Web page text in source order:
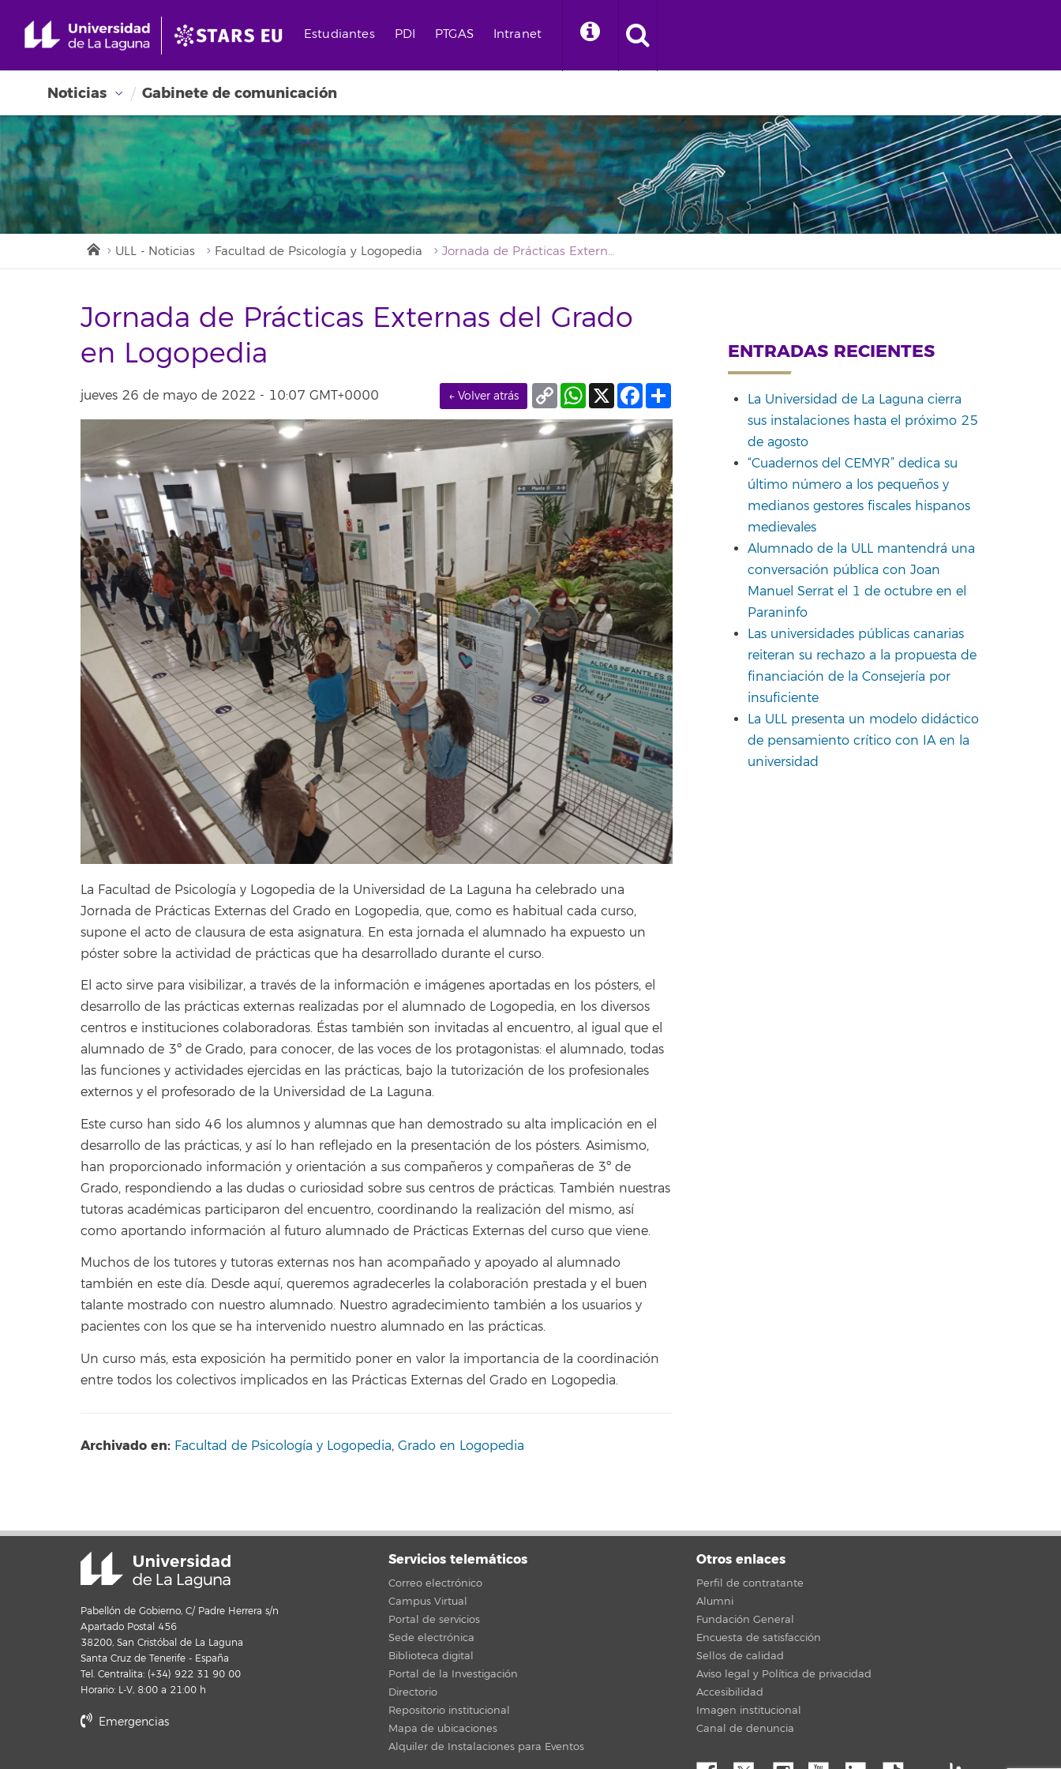
Estudiantes PDI PTGAS Intranet
Noticias Gabinete de comunicación
ULL - Noticias Facultad de Psicología y Logopedia Jornada de Prácticas Externas del Grado en Logopedia
Jornada de Prácticas Externas del Grado
en Logopedia
jueves 26 de mayo de 2022 - 10:07 GMT+0000 ← Volver atrás Facebook
X
WhatsApp
Copy
Link
La Facultad de Psicología y Logopedia de la Universidad de La Laguna ha celebrado una
Jornada de Prácticas Externas del Grado en Logopedia, que, como es habitual cada curso,
supone el acto de clausura de esta asignatura. En esta jornada el alumnado ha expuesto un
póster sobre la actividad de prácticas que ha desarrollado durante el curso.
El acto sirve para visibilizar, a través de la información e imágenes aportadas en los pósters, el
desarrollo de las prácticas externas realizadas por el alumnado de Logopedia, en los diversos
centros e instituciones colaboradoras. Éstas también son invitadas al encuentro, al igual que el
alumnado de 3º de Grado, para conocer, de las voces de los protagonistas: el alumnado, todas
las funciones y actividades ejercidas en las prácticas, bajo la tutorización de los profesionales
externos y el profesorado de la Universidad de La Laguna.
Este curso han sido 46 los alumnos y alumnas que han demostrado su alta implicación en el
desarrollo de las prácticas, y así lo han reflejado en la presentación de los pósters. Asimismo,
han proporcionado información y orientación a sus compañeros y compañeras de 3º de
Grado, respondiendo a las dudas o curiosidad sobre sus centros de prácticas. También nuestras
tutoras académicas participaron del encuentro, coordinando la realización del mismo, así
como aportando información al futuro alumnado de Prácticas Externas del curso que viene.
Muchos de los tutores y tutoras externas nos han acompañado y apoyado al alumnado
también en este día. Desde aquí, queremos agradecerles la colaboración prestada y el buen
talante mostrado con nuestro alumnado. Nuestro agradecimiento también a los usuarios y
pacientes con los que se ha intervenido nuestro alumnado en las prácticas.
Un curso más, esta exposición ha permitido poner en valor la importancia de la coordinación
entre todos los colectivos implicados en las Prácticas Externas del Grado en Logopedia.
Archivado en: Facultad de Psicología y Logopedia, Grado en Logopedia
ENTRADAS RECIENTES
La Universidad de La Laguna cierra
sus instalaciones hasta el próximo 25
de agosto
“Cuadernos del CEMYR” dedica su
último número a los pequeños y
medianos gestores fiscales hispanos
medievales
Alumnado de la ULL mantendrá una
conversación pública con Joan
Manuel Serrat el 1 de octubre en el
Paraninfo
Las universidades públicas canarias
reiteran su rechazo a la propuesta de
financiación de la Consejería por
insuficiente
La ULL presenta un modelo didáctico
de pensamiento crítico con IA en la
universidad
Pabellón de Gobierno, C/ Padre Herrera s/n
Apartado Postal 456
38200, San Cristóbal de La Laguna
Santa Cruz de Tenerife - España
Tel. Centralita: (+34) 922 31 90 00
Horario: L-V, 8:00 a 21:00 h
Emergencias
Servicios telemáticos
Correo electrónico
Campus Virtual
Portal de servicios
Sede electrónica
Biblioteca digital
Portal de la Investigación
Directorio
Repositorio institucional
Mapa de ubicaciones
Alquiler de Instalaciones para Eventos
Otros enlaces
Perfil de contratante
Alumni
Fundación General
Encuesta de satisfacción
Sellos de calidad
Aviso legal y Política de privacidad
Accesibilidad
Imagen institucional
Canal de denuncia